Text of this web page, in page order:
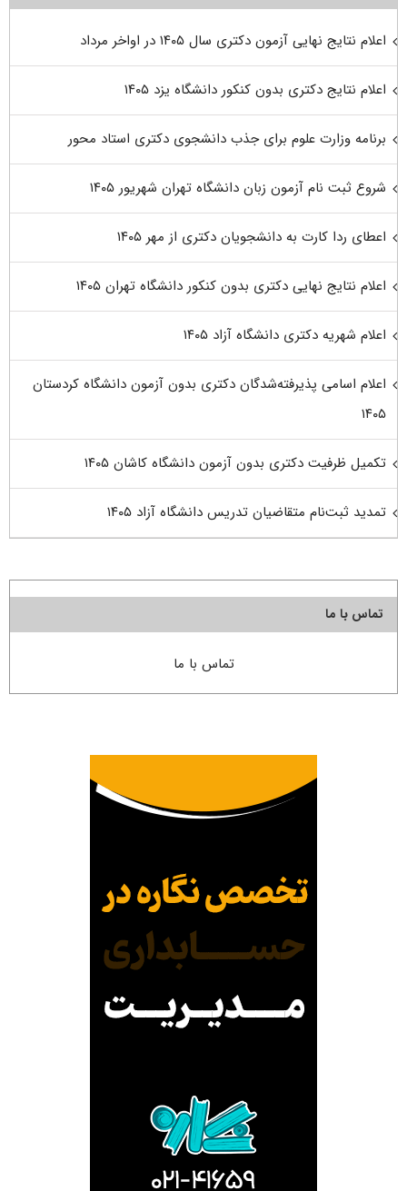
اعلام نتایج نهایی آزمون دکتری سال ۱۴۰۵ در اواخر مرداد
اعلام نتایج دکتری بدون کنکور دانشگاه یزد ۱۴۰۵
برنامه وزارت علوم برای جذب دانشجوی دکتری استاد محور
شروع ثبت نام آزمون زبان دانشگاه تهران شهریور ۱۴۰۵
اعطای ردا کارت به دانشجویان دکتری از مهر ۱۴۰۵
اعلام نتایج نهایی دکتری بدون کنکور دانشگاه تهران ۱۴۰۵
اعلام شهریه دکتری دانشگاه آزاد ۱۴۰۵
اعلام اسامی پذیرفته‌شدگان دکتری بدون آزمون دانشگاه کردستان
۱۴۰۵
تکمیل ظرفیت دکتری بدون آزمون دانشگاه کاشان ۱۴۰۵
تمدید ثبت‌نام متقاضیان تدریس دانشگاه آزاد ۱۴۰۵
تماس با ما
تماس با ما